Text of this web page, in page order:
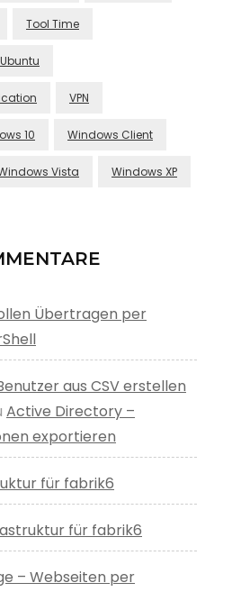
Tool Time
Ubuntu
VPN
10 Windows Client
Vista Windows XP
Übertragen per
aus CSV erstellen
Active Directory –
exportieren
für fabrik6
für fabrik6
– Webseiten per